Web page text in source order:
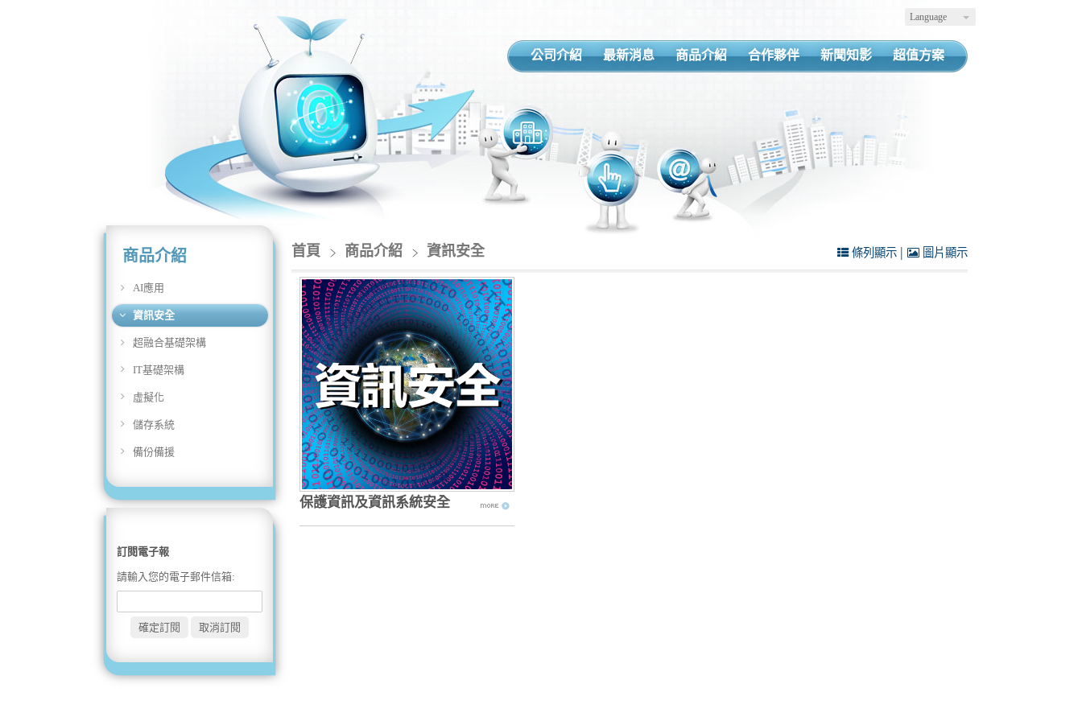
Language
公司介紹 最新消息 商品介紹 合作夥伴 新聞知影 超值方案
商品介紹
AI應用
資訊安全
超融合基礎架構
IT基礎架構
虛擬化
儲存系統
備份備援
訂閱電子報
請輸入您的電子郵件信箱:
首頁 商品介紹 資訊安全 條列顯示 | 圖片顯示
保護資訊及資訊系統安全